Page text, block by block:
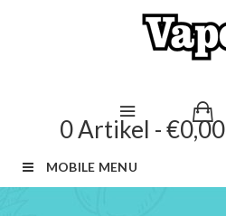
0 Artikel - €0,00
MOBILE MENU